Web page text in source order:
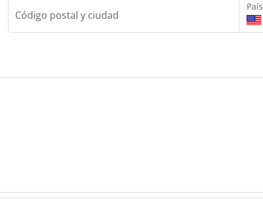
Código postal y ciudad
País